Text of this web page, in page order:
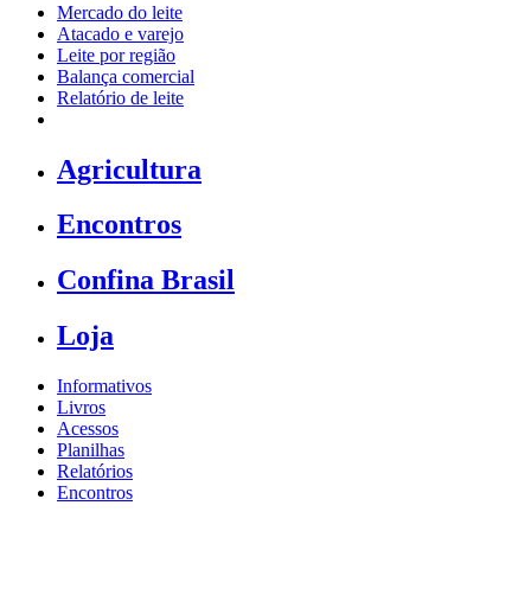
Mercado do leite
Atacado e varejo
Leite por região
Balança comercial
Relatório de leite
Agricultura
Encontros
Confina Brasil
Loja
Informativos
Livros
Acessos
Planilhas
Relatórios
Encontros